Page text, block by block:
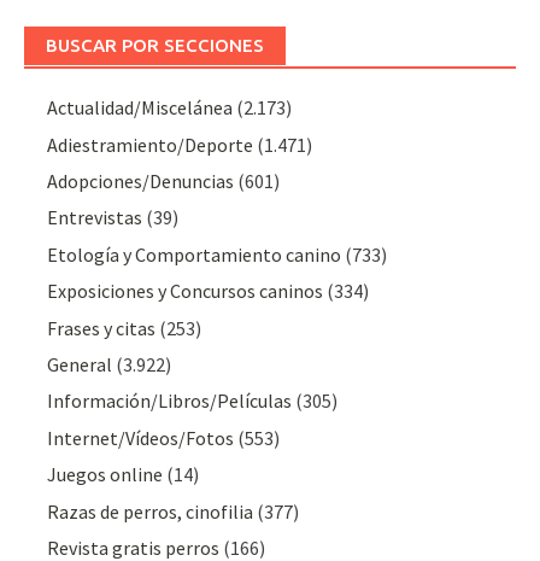
BUSCAR POR SECCIONES
Actualidad/Miscelánea (2.173)
Adiestramiento/Deporte (1.471)
Adopciones/Denuncias (601)
Entrevistas (39)
Etología y Comportamiento canino (733)
Exposiciones y Concursos caninos (334)
Frases y citas (253)
General (3.922)
Información/Libros/Películas (305)
Internet/Vídeos/Fotos (553)
Juegos online (14)
Razas de perros, cinofilia (377)
Revista gratis perros (166)